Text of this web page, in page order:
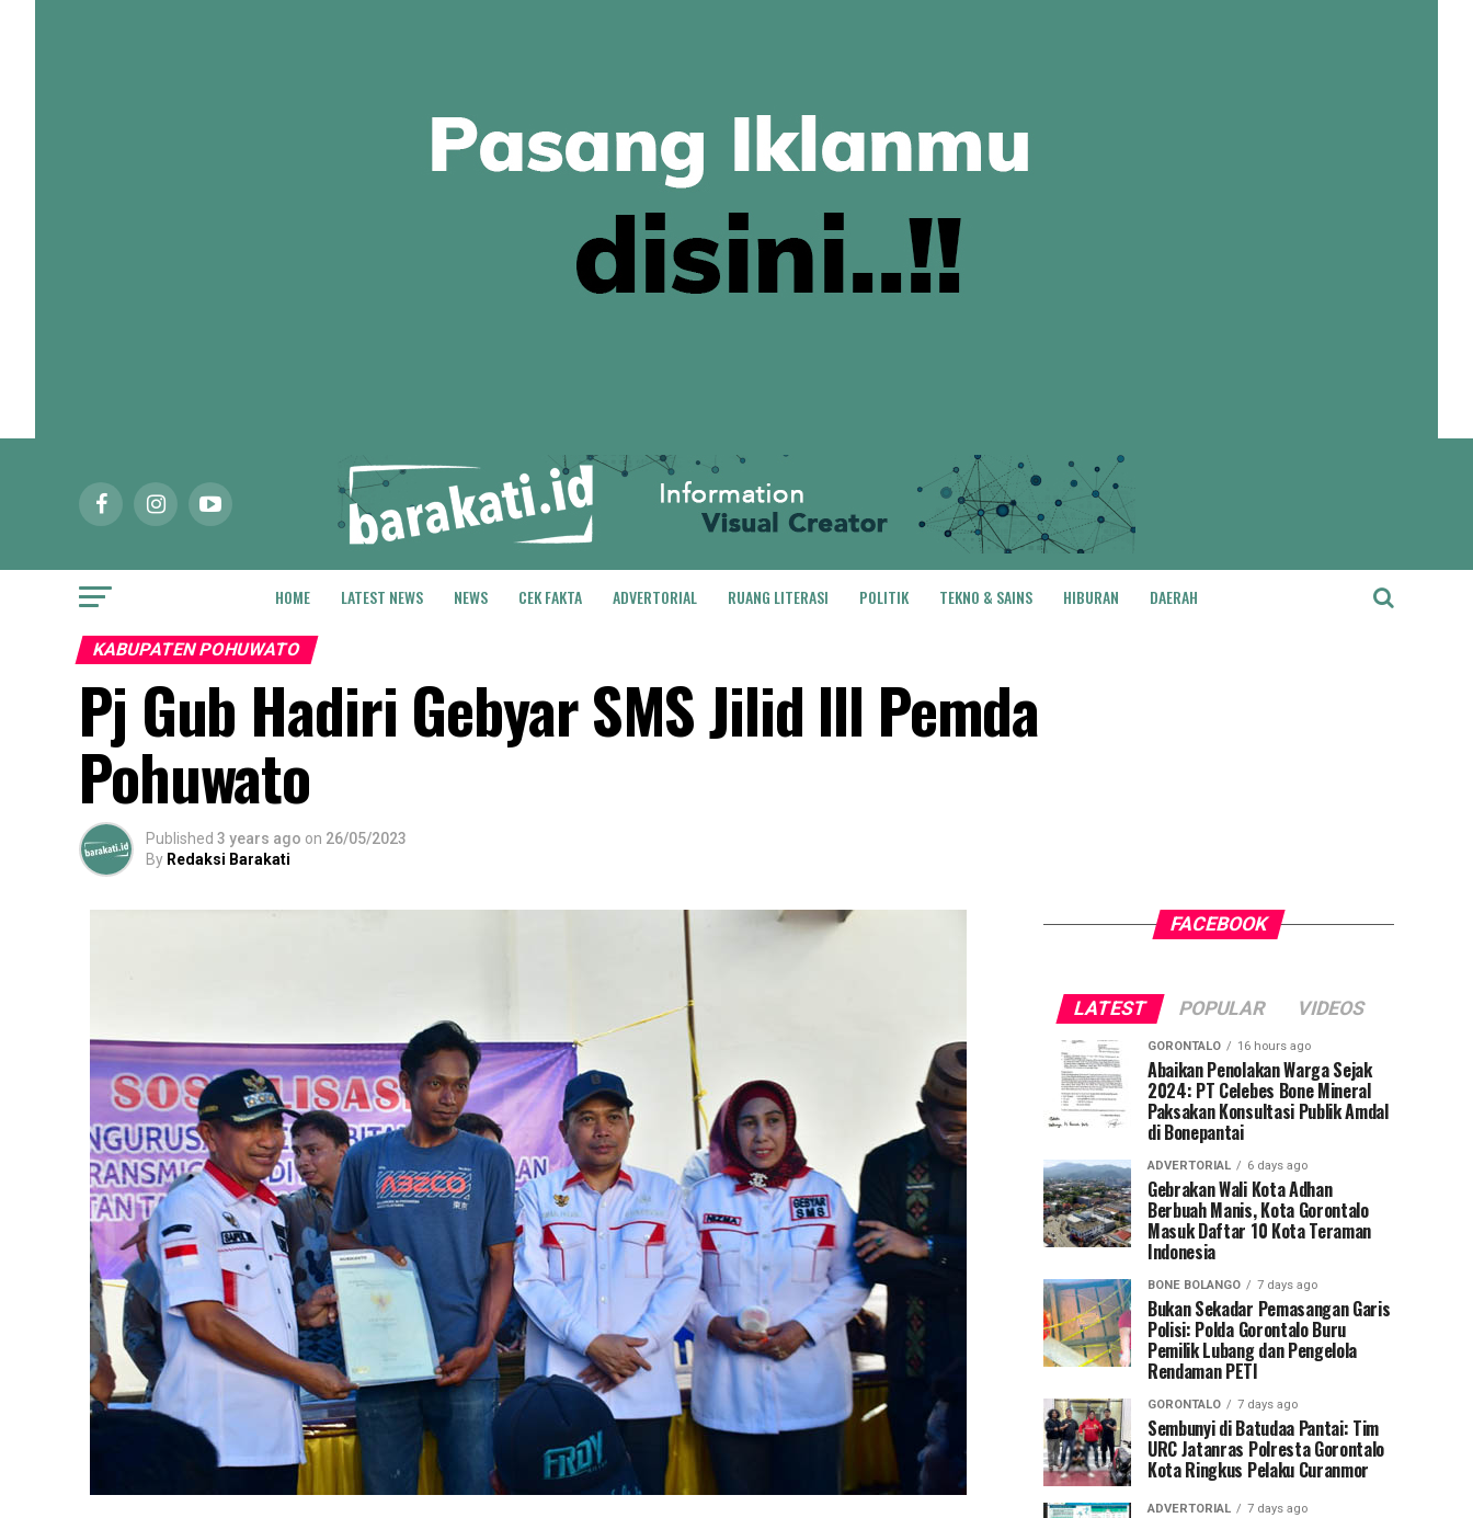
HOME LATEST NEWS NEWS CEK FAKTA ADVERTORIAL RUANG LITERASI POLITIK TEKNO & SAINS HIBURAN DAERAH
KABUPATEN POHUWATO
Pj Gub Hadiri Gebyar SMS Jilid lll Pemda
Pohuwato
Published 3 years ago on 26/05/2023
By Redaksi Barakati
FACEBOOK
LATEST POPULAR VIDEOS
GORONTALO 16 hours ago
Abaikan Penolakan Warga Sejak
2024: PT Celebes Bone Mineral
Paksakan Konsultasi Publik Amdal
di Bonepantai
ADVERTORIAL 6 days ago
Gebrakan Wali Kota Adhan
Berbuah Manis, Kota Gorontalo
Masuk Daftar 10 Kota Teraman
Indonesia
BONE BOLANGO 7 days ago
Bukan Sekadar Pemasangan Garis
Polisi: Polda Gorontalo Buru
Pemilik Lubang dan Pengelola
Rendaman PETI
GORONTALO 7 days ago
Sembunyi di Batudaa Pantai: Tim
URC Jatanras Polresta Gorontalo
Kota Ringkus Pelaku Curanmor
ADVERTORIAL 7 days ago